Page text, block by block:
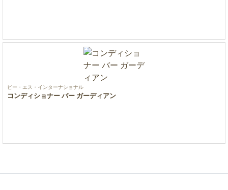
ピー・エス・インターナショナル
コンディショナー バー ガーディアン